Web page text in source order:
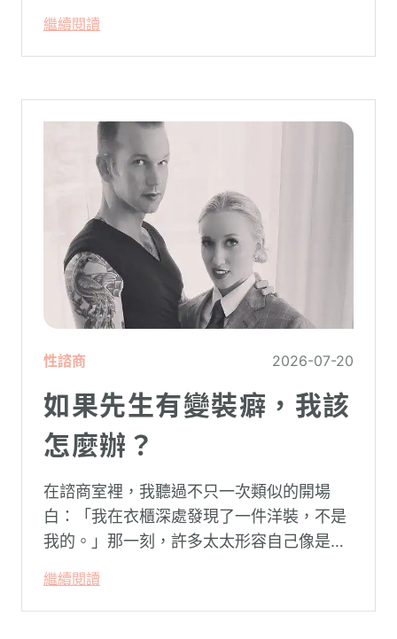
繼續閱讀
性諮商 2026-07-20
如果先生有變裝癖，我該
怎麼辦？
在諮商室裡，我聽過不只一次類似的開場
白：「我在衣櫃深處發現了一件洋裝，不是
我的。」那一刻，許多太太形容自己像是踩
陌生。
繼續閱讀